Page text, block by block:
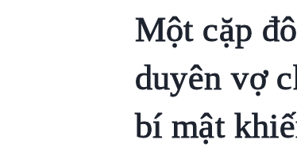
Một cặp
duyên vợ
bí mật